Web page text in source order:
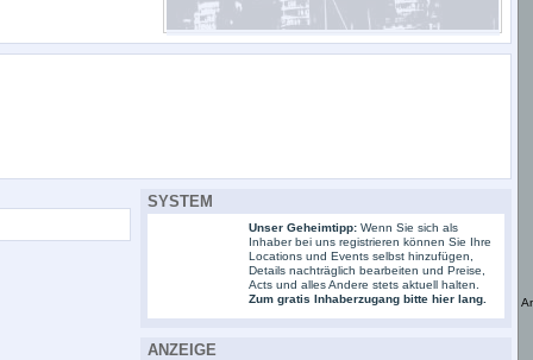
SYSTEM
Unser Geheimtipp:Wenn Sie sich als
Inhaber bei uns registrieren können Sie Ihre
Locations und Events selbst hinzufügen,
Details nachträglich bearbeiten und Preise,
Acts und alles Andere stets aktuell halten.
Zum gratis Inhaberzugang bitte hier lang.
ANZEIGE